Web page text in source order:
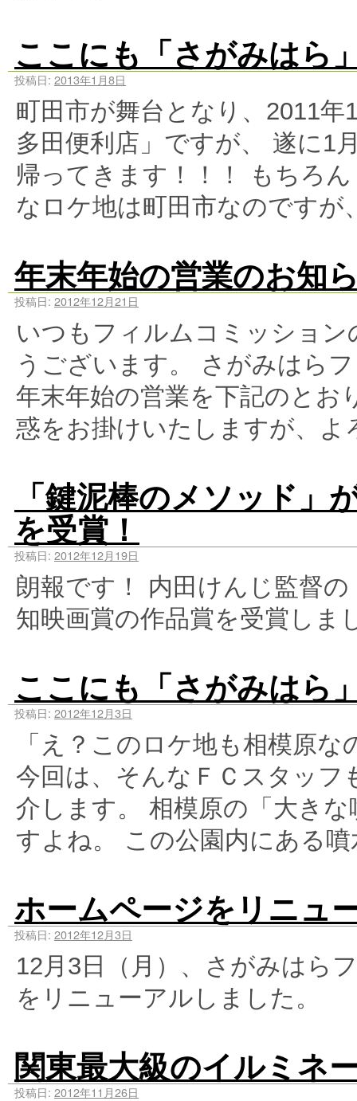
ここにも「さがみはら
投稿日: 2013年1月8日
町田市が舞台となり、2011
多田便利店」ですが、 遂に1
帰ってきます！！！ もちろ
なロケ地は町田市なのです
年末年始の営業のお知
投稿日: 2012年12月21日
いつもフィルムコミッショ
うございます。 さがみはら
年末年始の営業を下記のとお
惑をお掛けいたしますが、
「鍵泥棒のメソッド」
を受賞！
投稿日: 2012年12月19日
朗報です！ 内田けんじ監督
知映画賞の作品賞を受賞しま
ここにも「さがみはら
投稿日: 2012年12月3日
「え？このロケ地も相模原
今回は、そんなＦＣスタッフ
介します。 相模原の「大き
すよね。 この公園内にある
ホームページをリニュ
投稿日: 2012年12月3日
12月3日（月）、さがみはら
をリニューアルしました。
関東最大級のイルミネ
投稿日: 2012年11月26日